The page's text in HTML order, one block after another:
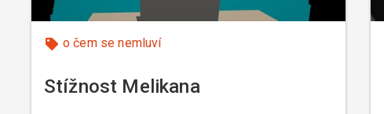
o čem se nemluví
Stížnost Melikana